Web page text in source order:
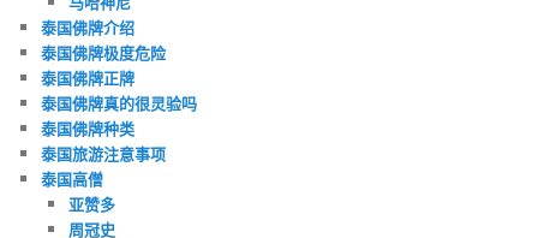
泰国佛牌介绍
泰国佛牌极度危险
泰国佛牌正牌
泰国佛牌真的很灵验吗
泰国佛牌种类
泰国旅游注意事项
泰国高僧
亚赞多
周冠史